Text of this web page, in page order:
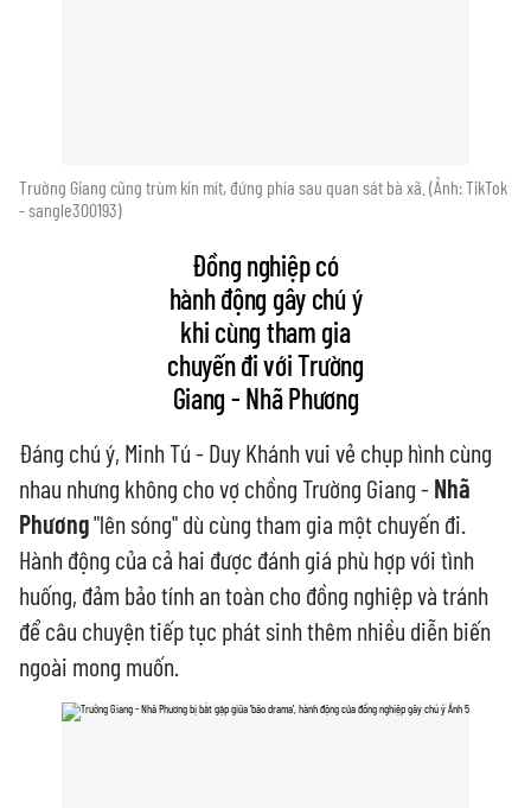
Trường Giang cũng trùm kín mít, đứng phía sau quan sát bà xã. (Ảnh: TikTok
- sangle300193)
Đồng nghiệp có
hành động gây chú ý
khi cùng tham gia
chuyến đi với Trường
Giang - Nhã Phương
Đáng chú ý, Minh Tú - Duy Khánh vui vẻ chụp hình cùng
nhau nhưng không cho vợ chồng Trường Giang -Nhã
Phương"lên sóng" dù cùng tham gia một chuyến đi.
Hành động của cả hai được đánh giá phù hợp với tình
huống, đảm bảo tính an toàn cho đồng nghiệp và tránh
để câu chuyện tiếp tục phát sinh thêm nhiều diễn biến
ngoài mong muốn.